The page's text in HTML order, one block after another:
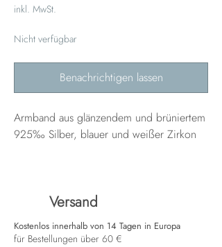
inkl. MwSt.
Nicht verfügbar
Benachrichtigen lassen
Armband aus glänzendem und brüniertem
925‰ Silber, blauer und weißer Zirkon
Versand
Kostenlos innerhalb von 14 Tagen in Europa
für Bestellungen über 60 €